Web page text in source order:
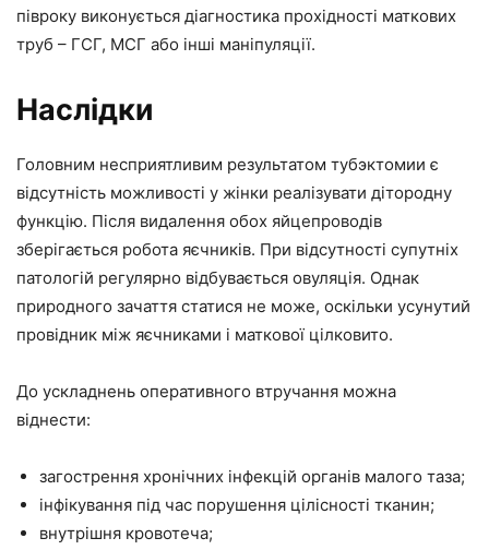
півроку виконується діагностика прохідності маткових
труб – ГСГ, МСГ або інші маніпуляції.
Наслідки
Головним несприятливим результатом тубэктомии є
відсутність можливості у жінки реалізувати дітородну
функцію. Після видалення обох яйцепроводів
зберігається робота яєчників. При відсутності супутніх
патологій регулярно відбувається овуляція. Однак
природного зачаття статися не може, оскільки усунутий
провідник між яєчниками і маткової цілковито.
До ускладнень оперативного втручання можна
віднести:
загострення хронічних інфекцій органів малого таза;
інфікування під час порушення цілісності тканин;
внутрішня кровотеча;